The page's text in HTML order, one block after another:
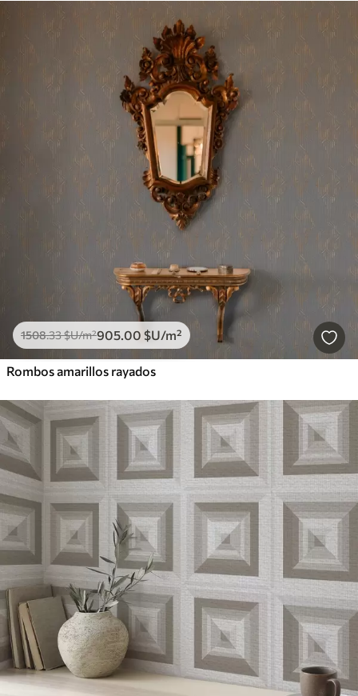
1508.33$U/m²905.00 $U/m²
Rombos amarillos rayados